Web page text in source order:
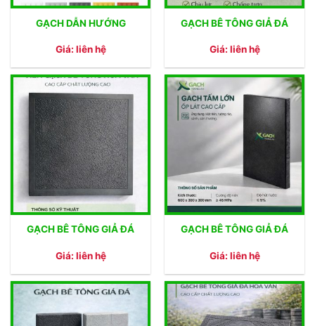
GẠCH DẪN HƯỚNG
Giá: liên hệ
GẠCH BÊ TÔNG GIẢ ĐÁ
Giá: liên hệ
GẠCH BÊ TÔNG GIẢ ĐÁ
Giá: liên hệ
GẠCH BÊ TÔNG GIẢ ĐÁ
Giá: liên hệ